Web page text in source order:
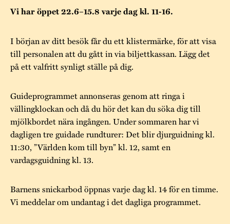
Tillgänglighet
Trygghet
Hållbar utveckling
Jarl Hemmer
Rödmyllan
Museipedagogik
Hantverk
Projekt
Stugornas Stundars
Museisamlingarna
Stundarsvänner
Marknader
Årets Gunnar
Stundars
registerbeskrivning
Vi har öppet 22.6–15.8 varje dag kl. 11-16.
I början av ditt besök får du ett klistermärke, för att visa
till personalen att du gått in via biljettkassan. Lägg det
på ett valfritt synligt ställe på dig.
Guideprogrammet annonseras genom att ringa i
vällingklockan och då du hör det kan du söka dig till
mjölkbordet nära ingången. Under sommaren har vi
dagligen tre guidade rundturer: Det blir djurguidning kl.
11:30, ”Världen kom till byn” kl. 12, samt en
vardagsguidning kl. 13.
Barnens snickarbod öppnas varje dag kl. 14 för en timme.
Vi meddelar om undantag i det dagliga programmet.